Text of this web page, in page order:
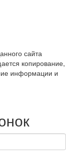
сайта
копирование,
информации и